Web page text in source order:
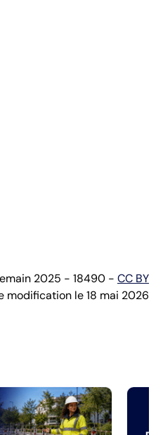
2025 - 18490 - CC BY
modification le 18 mai 2026